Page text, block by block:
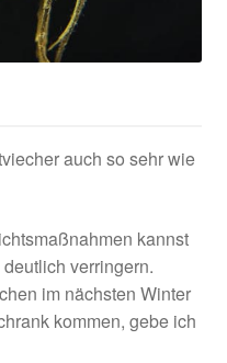
auch so sehr wie
kannst
verringern.
im nächsten Winter
kommen, gebe ich